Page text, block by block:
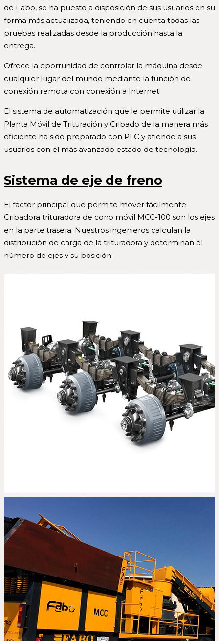
de Fabo, se ha puesto a disposición de sus usuarios en su
forma más actualizada, teniendo en cuenta todas las
pruebas realizadas desde la producción hasta la
entrega.
Ofrece la oportunidad de controlar la máquina desde
cualquier lugar del mundo mediante la función de
conexión remota con conexión a Internet.
El sistema de automatización que le permite utilizar la
Planta Móvil de Trituración y Cribado de la manera más
eficiente ha sido preparado con PLC y atiende a sus
usuarios con el más avanzado estado de tecnología.
Sistema de eje de freno
El factor principal que permite mover fácilmente
Cribadora trituradora de cono móvil MCC-100 son los ejes
en la parte trasera. Nuestros ingenieros calculan la
distribución de carga de la trituradora y determinan el
número de ejes y su posición.